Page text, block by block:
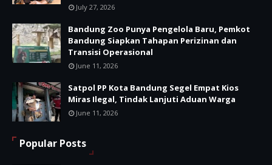
July 27, 2026
Bandung Zoo Punya Pengelola Baru, Pemkot
Bandung Siapkan Tahapan Perizinan dan
Transisi Operasional
June 11, 2026
Satpol PP Kota Bandung Segel Empat Kios
Miras Ilegal, Tindak Lanjuti Aduan Warga
June 11, 2026
Popular Posts